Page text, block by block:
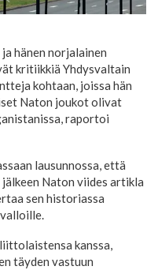
hänen norjalainen
kritiikkiä Yhdysvaltain
kohtaan, joissa hän
Naton joukot olivat
raportoi
lausunnossa, että
Naton viides artikla
sen historiassa
kanssa,
täyden vastuun